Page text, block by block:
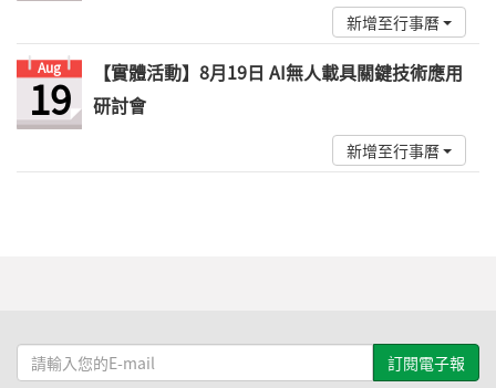
新增至行事曆
Aug
19
【實體活動】8月19日 AI無人載具關鍵技術應用
研討會
新增至行事曆
請
輸